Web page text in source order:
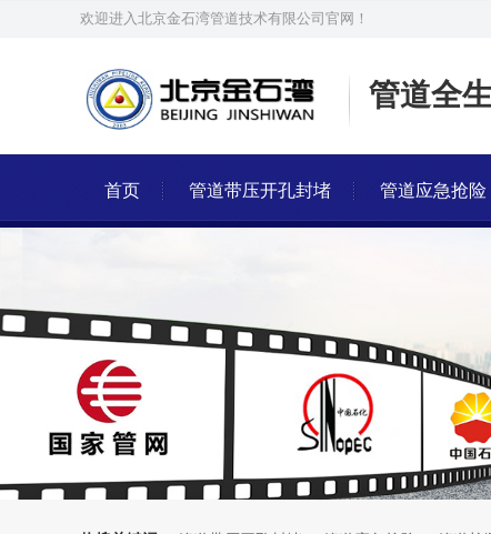
欢迎进入北京金石湾管道技术有限公司官网！
管道全
首页 管道带压开孔封堵 管道应急抢险